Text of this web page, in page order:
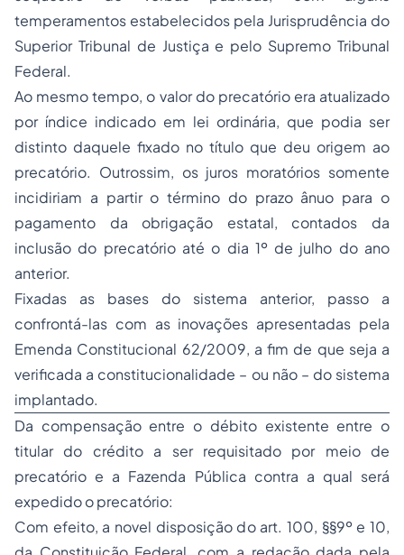
temperamentos estabelecidos pela Jurisprudência do
Superior Tribunal de Justiça e pelo Supremo Tribunal
Federal.
Ao mesmo tempo, o valor do precatório era atualizado
por índice indicado em lei ordinária, que podia ser
distinto daquele fixado no título que deu origem ao
precatório. Outrossim, os juros moratórios somente
incidiriam a partir o término do prazo ânuo para o
pagamento da obrigação estatal, contados da
inclusão do precatório até o dia 1º de julho do ano
anterior.
Fixadas as bases do sistema anterior, passo a
confrontá-las com as inovações apresentadas pela
Emenda Constitucional 62/2009, a fim de que seja a
verificada a constitucionalidade – ou não – do sistema
implantado.
Da compensação entre o débito existente entre o
titular do crédito a ser requisitado por meio de
precatório e a Fazenda Pública contra a qual será
expedido o precatório:
Com efeito, a novel disposição do art. 100, §§9º e 10,